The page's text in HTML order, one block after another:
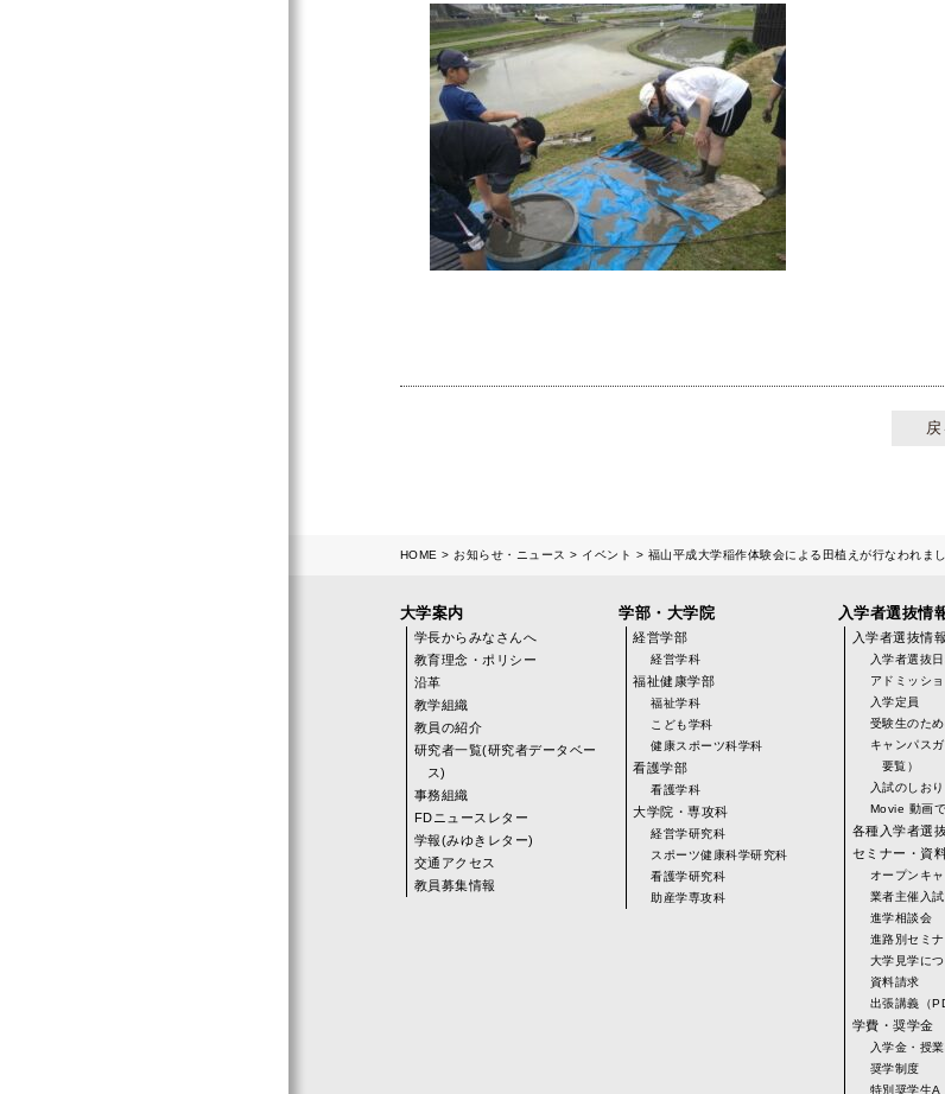
戻
HOME お知らせ・ニュース イベント 福山平成大学稲作体験会による田植えが行なわれまし
大学案内
学長からみなさんへ
教育理念・ポリシー
沿革
教学組織
教員の紹介
研究者一覧(研究者データベー
ス)
事務組織
FDニュースレター
学報(みゆきレター)
交通アクセス
教員募集情報
学部・大学院
経営学部
経営学科
福祉健康学部
福祉学科
こども学科
健康スポーツ科学科
看護学部
看護学科
大学院・専攻科
経営学研究科
スポーツ健康科学研究科
看護学研究科
助産学専攻科
入学者選抜情
入学者選抜情報
入学者選抜
アドミッシ
入学定員
受験生のた
キャンパス
要覧）
入試のしおり
Movie 動画
各種入学者選
セミナー・資
オープンキ
業者主催入
進学相談会
進路別セミ
大学見学に
資料請求
出張講義（
学費・奨学金
入学金・授
奨学制度
特別奨学生A